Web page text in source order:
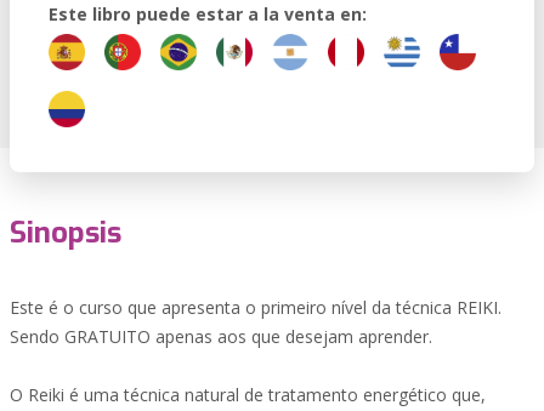
Este libro puede estar a la venta en:
Sinopsis
Este é o curso que apresenta o primeiro nível da técnica REIKI.
Sendo GRATUITO apenas aos que desejam aprender.
O Reiki é uma técnica natural de tratamento energético que,